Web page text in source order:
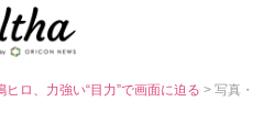
ヒロ、力強い“目力”で画面に迫る> 写真・